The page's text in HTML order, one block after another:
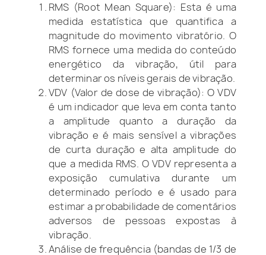
RMS (Root Mean Square): Esta é uma
medida estatística que quantifica a
magnitude do movimento vibratório. O
RMS fornece uma medida do conteúdo
energético da vibração, útil para
determinar os níveis gerais de vibração.
VDV (Valor de dose de vibração): O VDV
é um indicador que leva em conta tanto
a amplitude quanto a duração da
vibração e é mais sensível a vibrações
de curta duração e alta amplitude do
que a medida RMS. O VDV representa a
exposição cumulativa durante um
determinado período e é usado para
estimar a probabilidade de comentários
adversos de pessoas expostas à
vibração.
Análise de frequência (bandas de 1/3 de